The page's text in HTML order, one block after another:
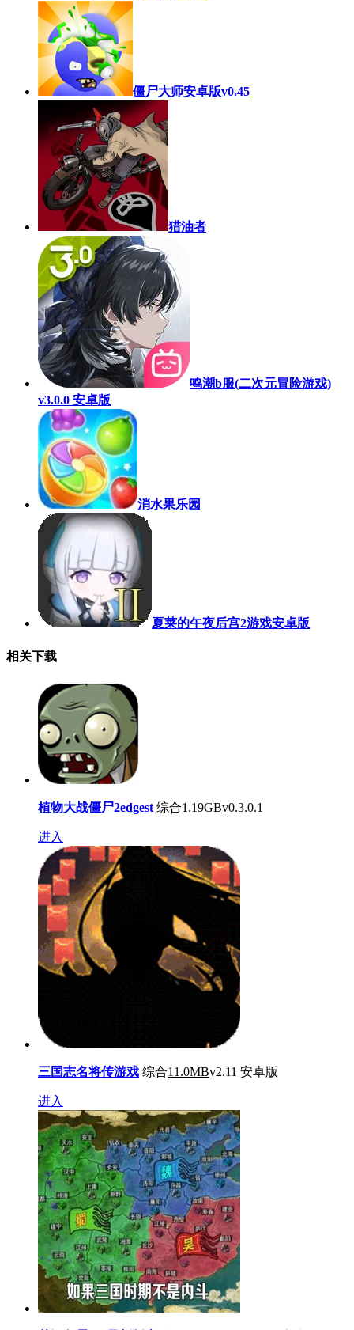
僵尸大师安卓版v0.45
猎油者
鸣潮b服(二次元冒险游戏)
v3.0.0 安卓版
消水果乐园
夏莱的午夜后宫2游戏安卓版
相关下载
植物大战僵尸2edgest 综合1.19GBv0.3.0.1
进入
三国志名将传游戏 综合11.0MBv2.11 安卓版
进入